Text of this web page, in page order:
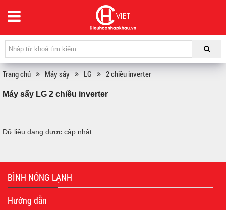
Trang chủ Máy sấy LG 2 chiều inverter
Máy sấy LG 2 chiều inverter
Dữ liệu đang được cập nhật ...
BÌNH NÓNG LẠNH
Hướng dẫn